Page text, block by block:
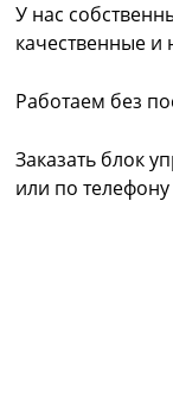
У нас
качественные и
Работаем без
Заказать блок
или по